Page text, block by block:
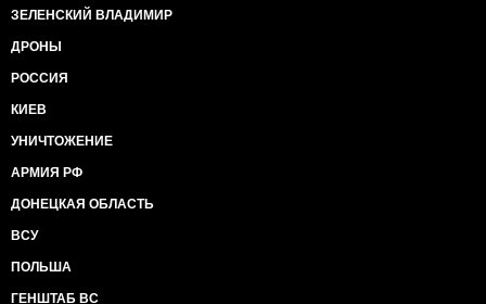
ЗЕЛЕНСКИЙ ВЛАДИМИР
ДРОНЫ
РОССИЯ
КИЕВ
УНИЧТОЖЕНИЕ
АРМИЯ РФ
ДОНЕЦКАЯ ОБЛАСТЬ
ВСУ
ПОЛЬША
ГЕНШТАБ ВС